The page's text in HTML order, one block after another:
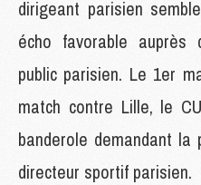
dirigeant parisien
écho favorable auprès
public parisien. Le 1er
match contre Lille, le
banderole demandant
directeur sportif parisien.